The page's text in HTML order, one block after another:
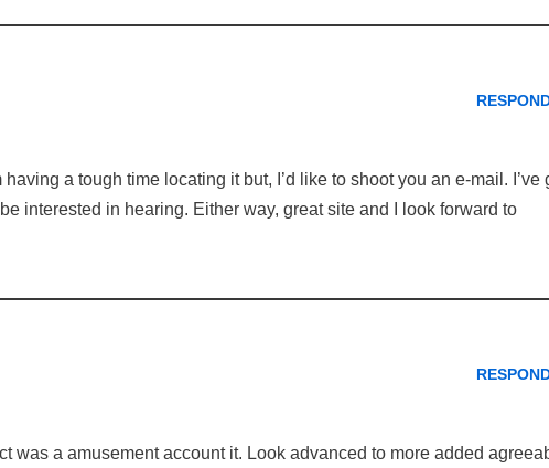
a tough time locating it but, I’d like to shoot you an e-mail. I’ve
interested in hearing. Either way, great site and I look forward to
was a amusement account it. Look advanced to more added